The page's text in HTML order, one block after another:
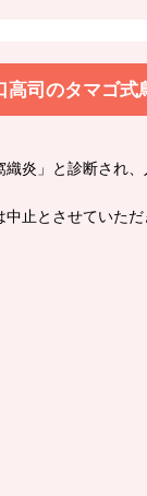
高司のタマゴ
炎」と診断され、
止とさせていただ